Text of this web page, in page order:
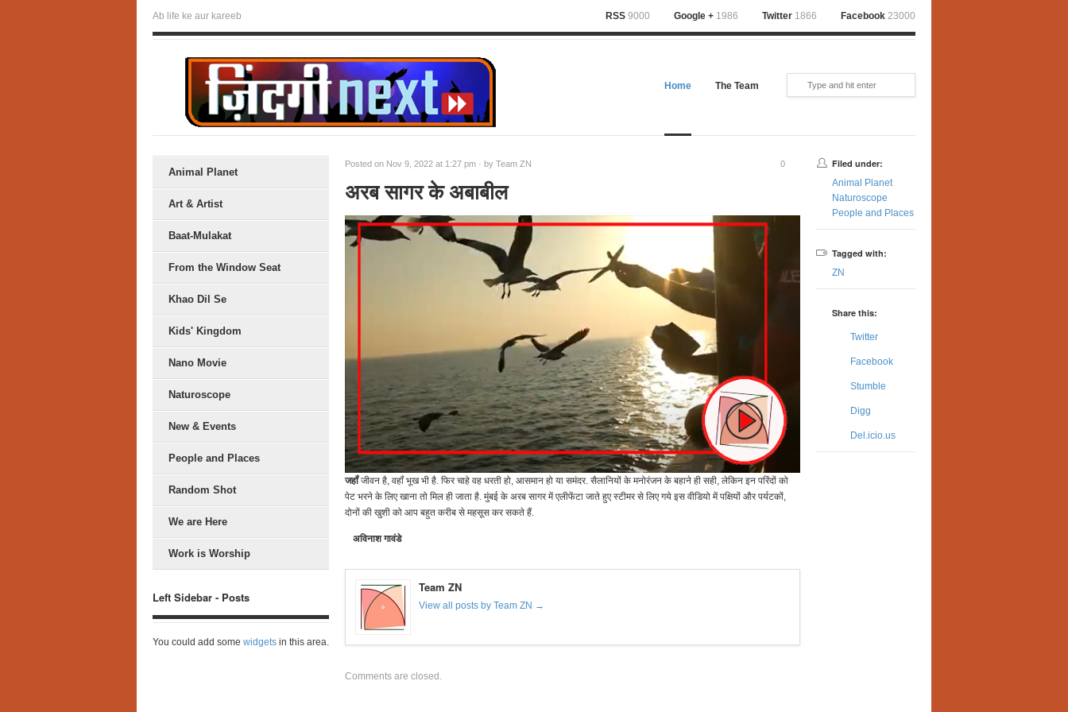
Ab life ke aur kareeb RSS 9000 Google + 1986 Twitter 1866 Facebook 23000
Home The Team
Animal Planet
Art & Artist
Baat-Mulakat
From the Window Seat
Khao Dil Se
Kids' Kingdom
Nano Movie
Naturoscope
New & Events
People and Places
Random Shot
We are Here
Work is Worship
Left Sidebar - Posts
You could add some widgets in this area.
Posted on Nov 9, 2022 at 1:27 pm · by Team ZN 0
अरब सागर के अबाबील
जहॉंजीवन है, वहॉं भूख भी है. फिर चाहे वह धरती हो, आसमान हो या समंदर. सैलानियों के मनोरंजन के बहाने ही सही, लेकिन इन परिंदों को
पेट भरने के लिए खाना तो मिल ही जाता है. मुंबई के अरब सागर में एलीफेंटा जाते हुए स्टीमर से लिए गये इस वीडियो में पक्षियों और पर्यटकों,
दोनों की खुशी को आप बहुत करीब से महसूस कर सकते हैं.
अविनाश गावंडे
Team ZN
View all posts by Team ZN →
Comments are closed.
Filed under:
Animal Planet
Naturoscope
People and Places
Tagged with:
ZN
Share this:
Twitter
Facebook
Stumble
Digg
Del.icio.us